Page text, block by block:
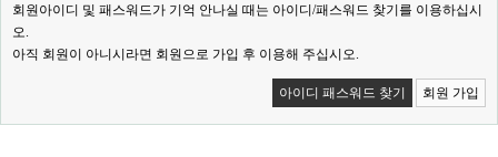
회원아이디 및 패스워드가 기억 안나실 때는 아이디/패스워드 찾기를 이용하십시
오.
아직 회원이 아니시라면 회원으로 가입 후 이용해 주십시오.
아이디 패스워드 찾기 회원 가입